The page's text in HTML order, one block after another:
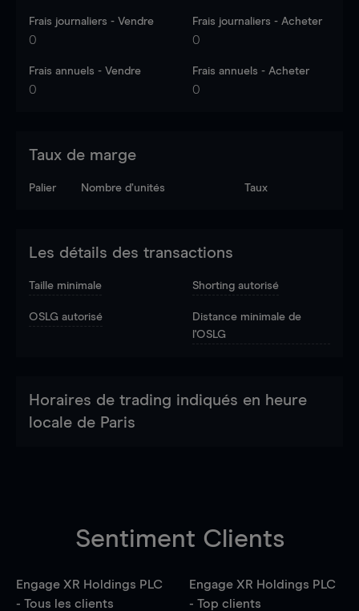
Frais journaliers - Vendre
0
Frais journaliers - Acheter
0
Frais annuels - Vendre
0
Frais annuels - Acheter
0
Taux de marge
Palier Nombre d’unités Taux
Les détails des transactions
Taille minimale Shorting autorisé
OSLG autorisé
Distance minimale de
l'OSLG
Horaires de trading indiqués en heure
locale de Paris
Sentiment Clients
Engage XR Holdings PLC
- Tous les clients
Engage XR Holdings PLC
- Top clients